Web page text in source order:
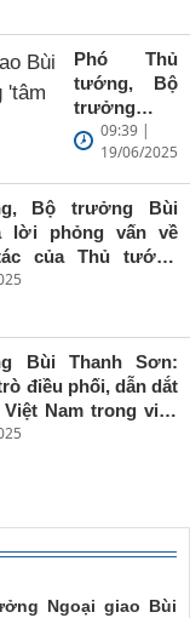
Phó Thủ
tướng, Bộ
trưởng
Ngoại giao
Bùi Thanh
Sơn: Nhà
báo trẻ cần
giữ vững
'tâm trong,
09:39 |
19/06/2025
Bộ trưởng Bùi
lời phỏng vấn về
của Thủ tướng
Estonia, Pháp và
Bùi Thanh Sơn:
điều phối, dẫn dắt
Nam trong việc
đa phương, đoàn
Ngoại giao Bùi